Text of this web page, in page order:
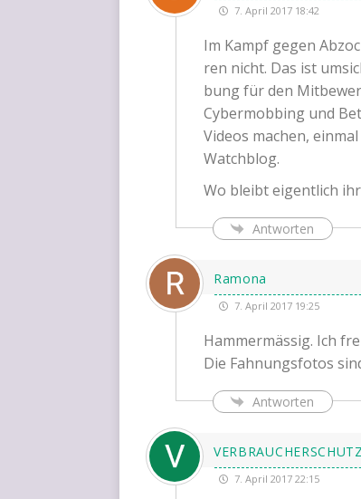
7. April 2017 18:42
Im Kampf gegen
ren nicht. Das ist
bung für den
Cyber­mob­bing und
Vide­os machen,
Watchblog.
Wo bleibt eigent­lich
Antworten
Ramona
7. April 2017 19:25
Ham­mer­mäs­sig. Ich
Die Fah­nungs­fo­tos
Antworten
7. April 2017 22:15